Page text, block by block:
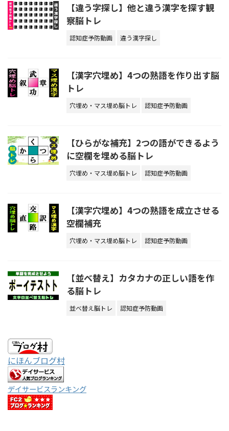
【違う字探し】他と違う漢字を探す観
察脳トレ
認知症予防動画 違う漢字探し
【漢字穴埋め】4つの熟語を作り出す脳
トレ
穴埋め・マス埋め脳トレ 認知症予防動画
【ひらがな補充】2つの語ができるよう
に空欄を埋める脳トレ
穴埋め・マス埋め脳トレ 認知症予防動画
【漢字穴埋め】4つの熟語を成立させる
空欄補充
穴埋め・マス埋め脳トレ 認知症予防動画
【並べ替え】カタカナの正しい語を作
る脳トレ
並べ替え脳トレ 認知症予防動画
にほんブログ村
デイサービスランキング